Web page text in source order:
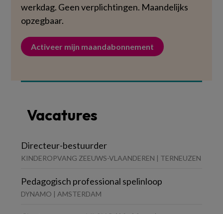
werkdag. Geen verplichtingen. Maandelijks
opzegbaar.
Activeer mijn maandabonnement
Vacatures
Directeur-bestuurder
KINDEROPVANG ZEEUWS-VLAANDEREN | TERNEUZEN
Pedagogisch professional spelinloop
DYNAMO | AMSTERDAM